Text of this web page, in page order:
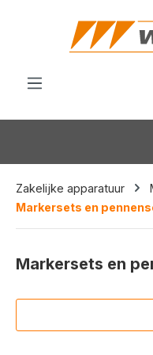
Zakelijke apparatuur
Markersets en
Markersets en